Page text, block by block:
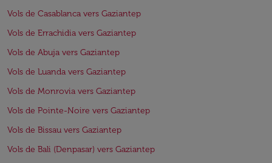
Vols de Casablanca vers Gaziantep
Vols de Errachidia vers Gaziantep
Vols de Abuja vers Gaziantep
Vols de Luanda vers Gaziantep
Vols de Monrovia vers Gaziantep
Vols de Pointe-Noire vers Gaziantep
Vols de Bissau vers Gaziantep
Vols de Bali (Denpasar) vers Gaziantep